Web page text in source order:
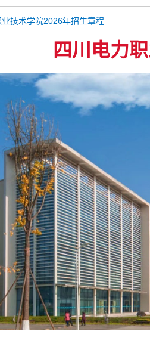
技术学院2026年招生章程
四川电力